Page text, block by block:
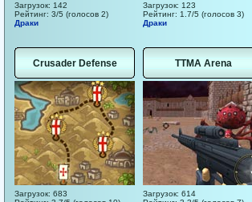
Загрузок: 142
Рейтинг: 3/5 (голосов 2)
Драки
Загрузок: 123
Рейтинг: 1.7/5 (голосов 3)
Драки
Crusader Defense
Загрузок: 683
TTMA Arena
Загрузок: 614